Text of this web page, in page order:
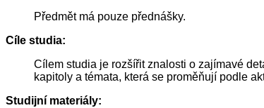
Předmět má pouze přednášky.
Cíle studia:
Cílem studia je rozšířit znalosti o zajímavé
kapitoly a témata, která se proměňují podle
Studijní materiály: